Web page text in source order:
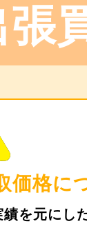
張
価格に
を元にし